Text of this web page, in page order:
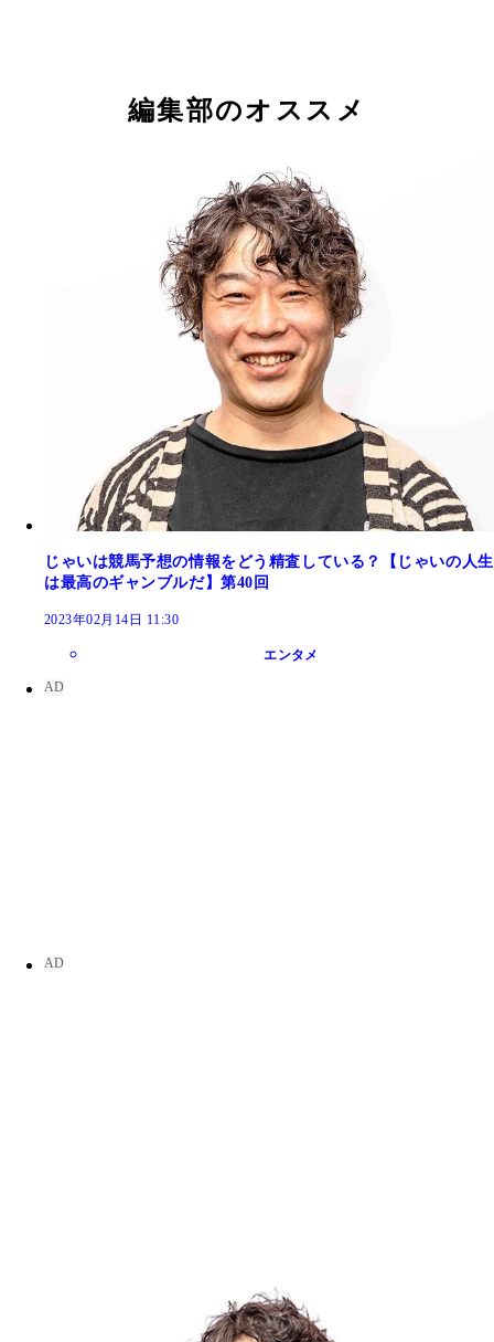
編集部のオススメ
じゃいは競馬予想の情報をどう精査している？【じゃいの人生
は最高のギャンブルだ】第40回
2023年02月14日 11:30
エンタメ